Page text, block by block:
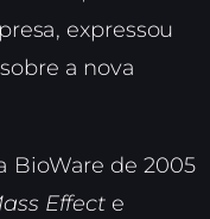
expressou
a nova
BioWare de 2005
Effect e